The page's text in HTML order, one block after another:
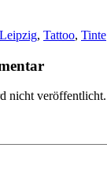
Leipzig, Tattoo, Tinte
nicht veröffentlicht.